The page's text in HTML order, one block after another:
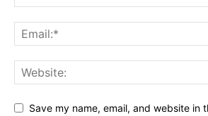
Save my name, email, and website in